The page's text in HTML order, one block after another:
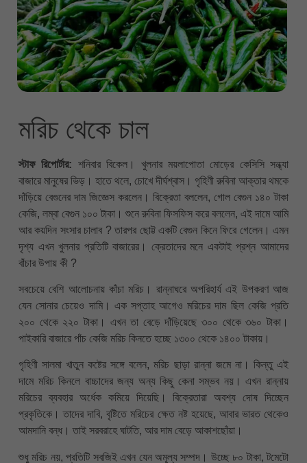
মরিচ থেকে চাল
স্টাফ রিপোর্টার: শনিবার বিকেল। খুলনার ময়লাপোতা মোড়ের কেসিসি সন্ধ্যা
বাজারে মানুষের ভিড়। হাতে থলে, চোখে দীর্ঘশ্বাস। গৃহিণী রুবিনা আক্তার থমকে
দাঁড়িয়ে বেগুনের দাম জিজ্ঞেস করলেন। বিক্রেতা বললেন, গোল বেগুন ১৪০ টাকা
কেজি, লম্বা বেগুন ১০০ টাকা। শুনে রুবিনা ফিসফিস করে বললেন, এই দামে আমি
আর কয়দিন সংসার চালাব ? তারপর ছোট্ট একটি বেগুন কিনে ফিরে গেলেন। এমন
দৃশ্য এখন খুলনার প্রতিটি বাজারের। ক্রেতাদের মনে একটাই প্রশ্ন আমাদের
বাঁচার উপায় কী ?
সবচেয়ে বেশি আলোচনায় কাঁচা মরিচ। রান্নাঘরে অপরিহার্য এই উপকরণ আজ
যেন সোনার চেয়েও দামি। এক সপ্তাহ আগেও মরিচের দাম ছিল কেজি প্রতি
২০০ থেকে ২২০ টাকা। এখন তা বেড়ে দাঁড়িয়েছে ৩০০ থেকে ৩৬০ টাকা।
পাইকারি বাজারে পাঁচ কেজি মরিচ কিনতে হচ্ছে ১৩০০ থেকে ১৪০০ টাকায়।
গৃহিণী সালমা খাতুন কষ্টের সঙ্গে বলেন, মরিচ ছাড়া রান্না জমে না। কিন্তু এই
দামে মরিচ কিনলে বাচ্চাদের জন্য অন্য কিছু কেনা সম্ভব নয়। এখন রান্নায়
মরিচের ব্যবহার অর্ধেক কমিয়ে দিয়েছি। বিক্রেতারা অবশ্য দোষ দিচ্ছেন
প্রকৃতিকে। তাদের দাবি, বৃষ্টিতে মরিচের ক্ষেত নষ্ট হয়েছে, আবার ভারত থেকেও
আমদানি বন্ধ। তাই সরবরাহে ঘাটতি, আর দাম বেড়ে আকাশছোঁয়া।
শুধু মরিচ নয়, প্রতিটি সবজিই এখন যেন অমূল্য সম্পদ। উচ্ছে ৮০ টাকা, টমেটো